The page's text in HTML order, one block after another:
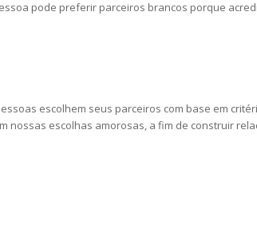
pode preferir parceiros brancos porque
escolhem seus parceiros com base em
escolhas amorosas, a fim de construir